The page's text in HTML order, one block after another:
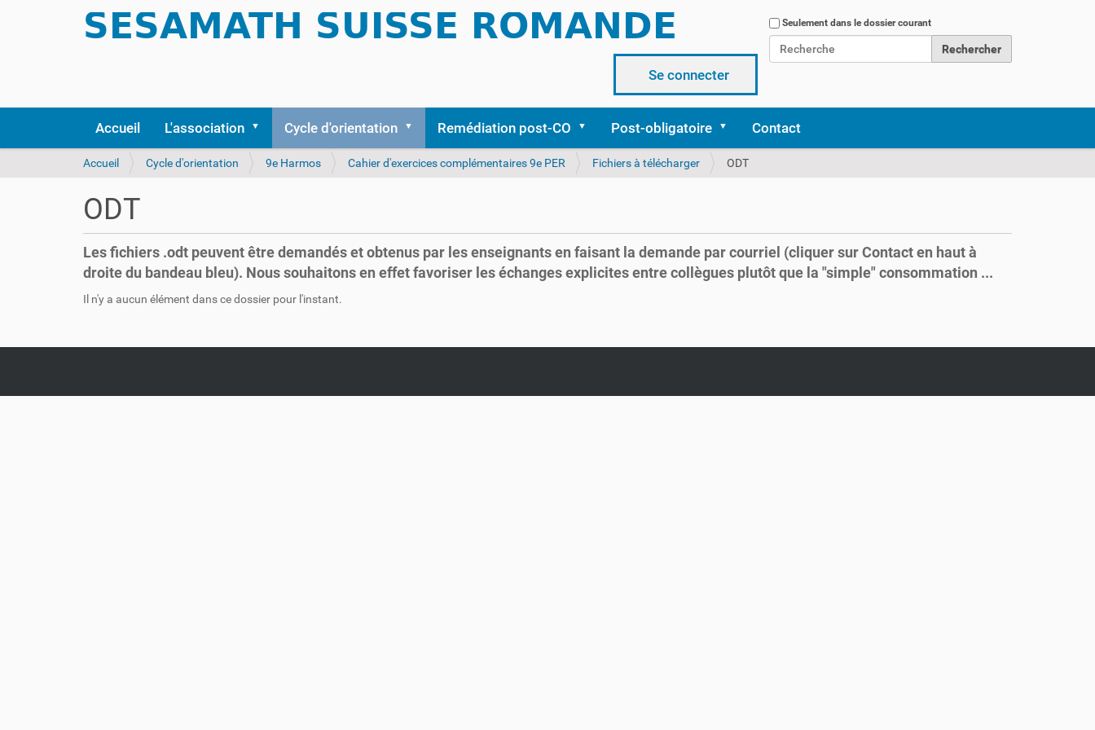
Chercher par
Seulement dans le dossier courant
Se connecter
Accueil L'association Cycle d'orientation Remédiation post-CO Post-obligatoire Contact
V
s
e
s
i
Accueil Cycle d'orientation 9e Harmos Cahier d'exercices complémentaires 9e PER Fichiers à télécharger ODT
ODT
Les fichiers .odt peuvent être demandés et obtenus par les enseignants en faisant la demande par courriel (cliquer sur Contact en haut à
droite du bandeau bleu). Nous souhaitons en effet favoriser les échanges explicites entre collègues plutôt que la "simple" consommation ...
Il n'y a aucun élément dans ce dossier pour l'instant.